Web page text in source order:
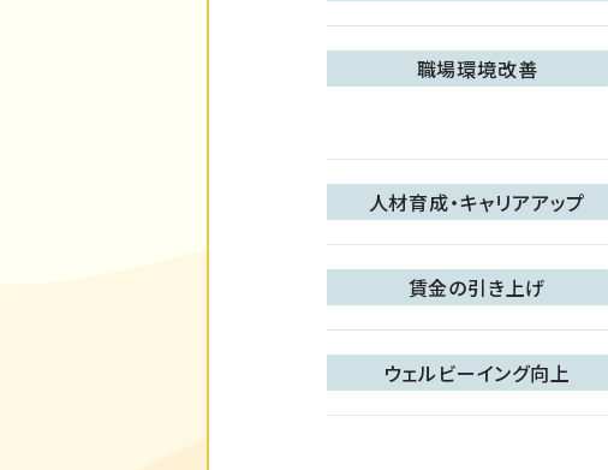
職場環境改善
人材育成・キャリアアップ
賃金の引き上げ
ウェルビーイング向上